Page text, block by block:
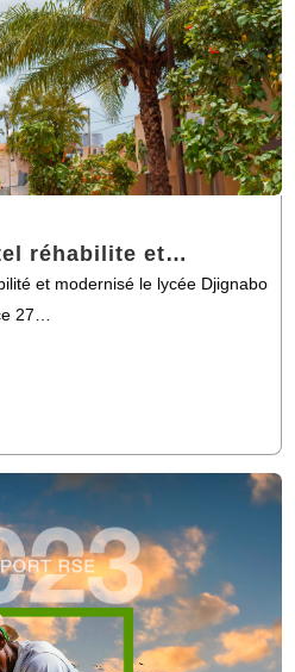
réhabilite et…
et modernisé le lycée Djignabo
27…